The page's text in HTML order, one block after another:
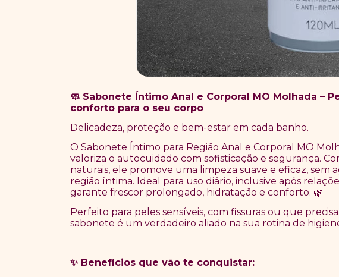
🧼 Sabonete Íntimo Anal e Corporal MO Molhada –
conforto para o seu corpo
Delicadeza, proteção e bem-estar em cada banho.
O Sabonete Íntimo para Região Anal e Corporal MO
valoriza o autocuidado com sofisticação e segurança.
naturais, ele promove uma limpeza suave e eficaz, sem
região íntima. Ideal para uso diário, inclusive após
garante frescor prolongado, hidratação e conforto. 🌿
Perfeito para peles sensíveis, com fissuras ou que
sabonete é um verdadeiro aliado na sua rotina de
✨Benefícios que vão te conquistar: